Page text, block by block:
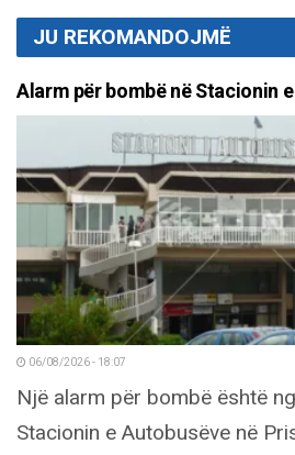
JU REKOMANDOJMË
Alarm për bombë në Stacionin
06/08/2026 - 18:07
Një alarm për bombë është
Stacionin e Autobusëve në